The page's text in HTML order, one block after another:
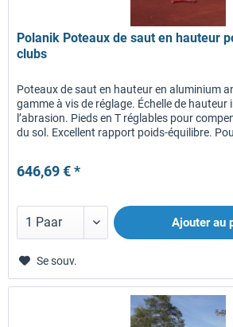
Polanik Poteaux de saut en hauteur
clubs
Poteaux de saut en hauteur en aluminium
gamme à vis de réglage. Échelle de hauteur
l’abrasion. Pieds en T réglables pour
du sol. Excellent rapport poids-équilibre.
646,69 € *
Ajouter au
Se souv.